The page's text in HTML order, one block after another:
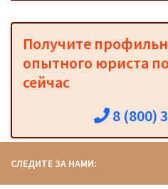
Получите
опытного юриста
сейчас
8 (800)
СЛЕДИТЕ ЗА НАМИ: